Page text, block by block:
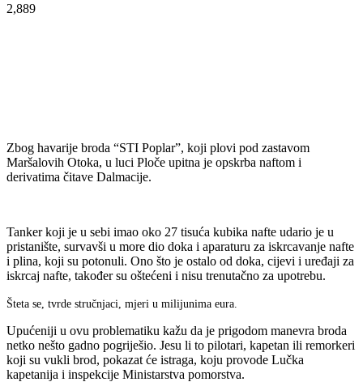
2,889
Zbog havarije broda “STI Poplar”, koji plovi pod zastavom
Maršalovih Otoka, u luci Ploče upitna je opskrba naftom i
derivatima čitave Dalmacije.
Tanker koji je u sebi imao oko 27 tisuća kubika nafte udario je u
pristanište, survavši u more dio doka i aparaturu za iskrcavanje nafte
i plina, koji su potonuli. Ono što je ostalo od doka, cijevi i uređaji za
iskrcaj nafte, također su oštećeni i nisu trenutačno za upotrebu.
Šteta se, tvrde stručnjaci, mjeri u milijunima eura.
Upućeniji u ovu problematiku kažu da je prigodom manevra broda
netko nešto gadno pogriješio. Jesu li to pilotari, kapetan ili remorkeri
koji su vukli brod, pokazat će istraga, koju provode Lučka
kapetanija i inspekcije Ministarstva pomorstva.